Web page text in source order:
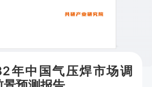
年中国气压焊市场调